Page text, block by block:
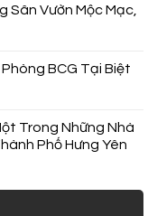
Sân Vườn Mộc Mạc,
BCG Tại Biệt
Trong Những Nhà
Phố Hưng Yên